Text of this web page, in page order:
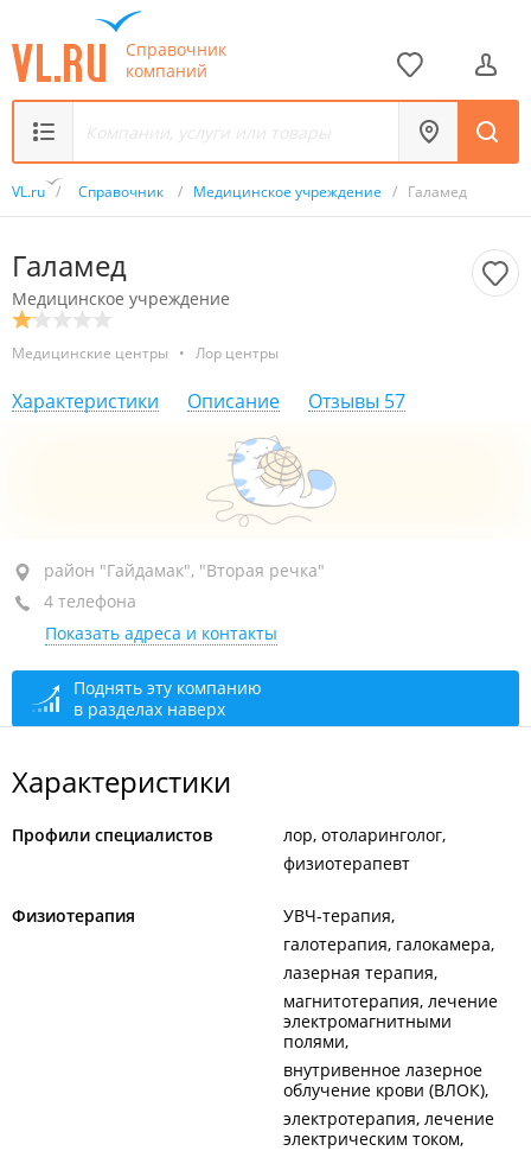
Справочник
компаний
VL.ru / Справочник / Медицинское учреждение / Галамед
Галамед
Медицинское учреждение
Медицинские центры • Лор центры
Характеристики Описание Отзывы 57
район "Гайдамак", ул. Светланская, 116
1-й этаж
+7 (423) 222-51-42
+7 (423) 292-48-68
сегодня закрыто
район "Гайдамак", "Вторая речка"
4 телефона
Показать адреса и контакты
Поднять эту компанию
в разделах наверх
Характеристики
Профили специалистов
лор, отоларинголог
физиотерапевт
Физиотерапия
УВЧ-терапия
галотерапия, галокамера
лазерная терапия
магнитотерапия, лечение
электромагнитными
полями
внутривенное лазерное
облучение крови (ВЛОК)
электротерапия, лечение
электрическим током